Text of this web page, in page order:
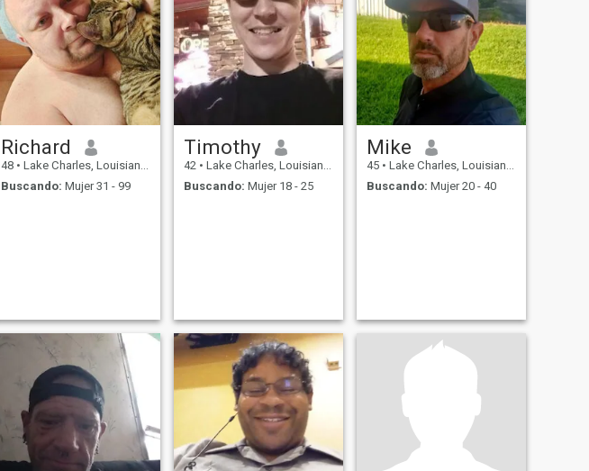
Richard
48 • Lake Charles, Louisiana, Estados Unidos
Buscando: Mujer 31 - 99
Timothy
42 • Lake Charles, Louisiana, Estados Unidos
Buscando: Mujer 18 - 25
Mike
45 • Lake Charles, Louisiana, Estados Unidos
Buscando: Mujer 20 - 40